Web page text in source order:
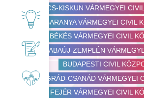
Érdekességek,
Pályázati felhívás
Önkéntesség
BÁCS-KISKUN VÁRMEGYEI
BARANYA VÁRMEGYEI CIVIL
BÉKÉS VÁRMEGYEI CIVIL
BORSOD-ABAÚJ-ZEMPLÉN
BUDAPESTI CIVIL
CSONGRÁD-CSANÁD VÁRMEGYEI
FEJÉR VÁRMEGYEI CIVIL